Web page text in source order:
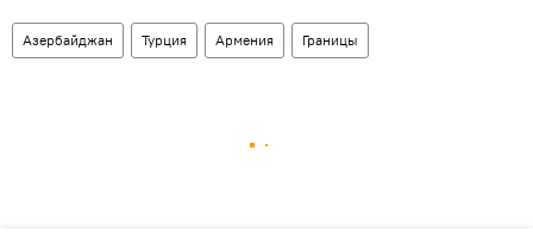
Азербайджан Турция Армения Границы